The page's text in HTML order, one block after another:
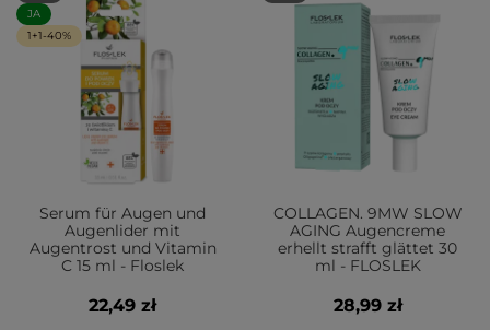
JA
1+1-40%
Serum für Augen und
Augenlider mit
Augentrost und Vitamin
C 15 ml - Floslek
22,49 zł
COLLAGEN. 9MW SLOW
AGING Augencreme
erhellt strafft glättet 30
ml - FLOSLEK
28,99 zł